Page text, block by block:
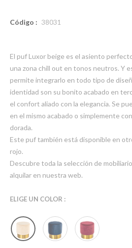
Código : 38031
El puf Luxor beige es el asiento
una zona chill out en tonos neutros. Y
permite integrarlo en todo tipo de
identidad son su bonito acabado en
el confort aliado con la elegancia. Se
en el mismo acabado o simplemente
dorada.
Este puf también está disponible en
rojo.
Descubre toda la selección de
alquilar en nuestra web.
ELIGE UN COLOR :